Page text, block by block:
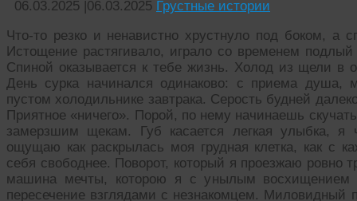
06.03.2025 |06.03.2025 Грустные истории
Что-то резко и ненавистно хрустнуло под боком, а
Истощение растягивало, играло со временем
Спиной оказывается к тебе жизнь. Холод из щели в
День сурка начинался одинаково: с приема душа,
пустом холодильнике завтрака. Серость будней
Приятное «ничего». Порой, по нему начинаешь
замерзшим щекам. Губ касается легкая улыбка,
ощущаю как раскрылась моя грудная клетка, как с
себя свободнее. Поворот, который я проезжаю ровно
машина мечты, которою я с унылым восхищением
пересечение взглядами с незнакомцем.